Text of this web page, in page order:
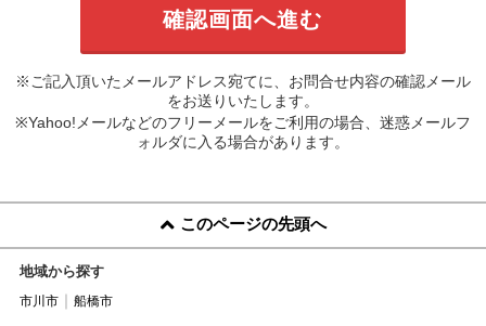
※ご記入頂いたメールアドレス宛てに、お問合せ内容の確認メール
をお送りいたします。
※Yahoo!メールなどのフリーメールをご利用の場合、迷惑メールフ
ォルダに入る場合があります。
このページの先頭へ
地域から探す
市川市 船橋市